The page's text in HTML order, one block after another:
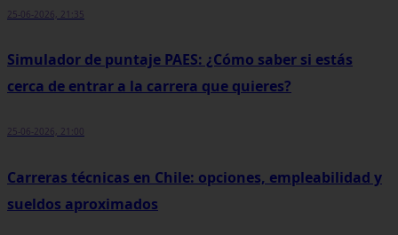
25-06-2026, 21:35
Simulador de puntaje PAES: ¿Cómo saber si estás
cerca de entrar a la carrera que quieres?
25-06-2026, 21:00
Carreras técnicas en Chile: opciones, empleabilidad y
sueldos aproximados